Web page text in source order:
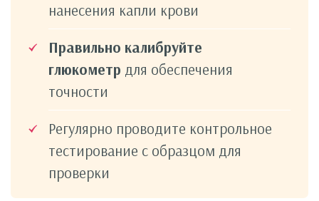
нанесения капли крови
Правильно калибруйте
глюкометр для обеспечения
точности
Регулярно проводите контрольное
тестирование с образцом для
проверки